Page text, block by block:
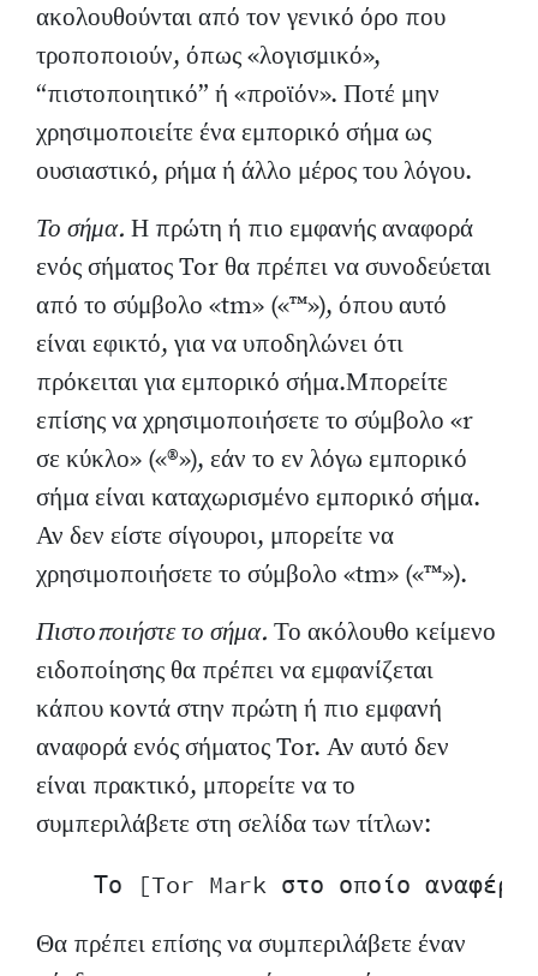
ακολουθούνται από τον γενικό όρο που
τροποποιούν, όπως «λογισμικό»,
“πιστοποιητικό” ή «προϊόν». Ποτέ μην
χρησιμοποιείτε ένα εμπορικό σήμα ως
ουσιαστικό, ρήμα ή άλλο μέρος του λόγου.
Το σήμα. Η πρώτη ή πιο εμφανής αναφορά
ενός σήματος Tor θα πρέπει να συνοδεύεται
από το σύμβολο «tm» («™»), όπου αυτό
είναι εφικτό, για να υποδηλώνει ότι
πρόκειται για εμπορικό σήμα.Μπορείτε
επίσης να χρησιμοποιήσετε το σύμβολο «r
σε κύκλο» («®»), εάν το εν λόγω εμπορικό
σήμα είναι καταχωρισμένο εμπορικό σήμα.
Αν δεν είστε σίγουροι, μπορείτε να
χρησιμοποιήσετε το σύμβολο «tm» («™»).
Πιστοποιήστε το σήμα. Το ακόλουθο κείμενο
ειδοποίησης θα πρέπει να εμφανίζεται
κάπου κοντά στην πρώτη ή πιο εμφανή
αναφορά ενός σήματος Tor. Αν αυτό δεν
είναι πρακτικό, μπορείτε να το
συμπεριλάβετε στη σελίδα των τίτλων:
Θα πρέπει επίσης να συμπεριλάβετε έναν